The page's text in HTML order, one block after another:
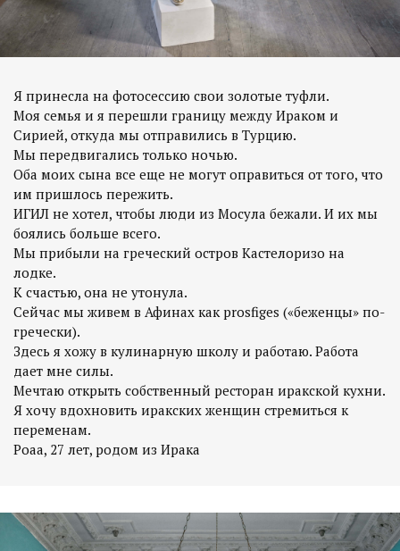
Я принесла на фотосессию свои золотые туфли.
Моя семья и я перешли границу между Ираком и
Сирией, откуда мы отправились в Турцию.
Мы передвигались только ночью.
Оба моих сына все еще не могут оправиться от того, что
им пришлось пережить.
ИГИЛ не хотел, чтобы люди из Мосула бежали. И их мы
боялись больше всего.
Мы прибыли на греческий остров Кастелоризо на
лодке.
К счастью, она не утонула.
Сейчас мы живем в Афинах как prosfiges («беженцы» по-
гречески).
Здесь я хожу в кулинарную школу и работаю. Работа
дает мне силы.
Мечтаю открыть собственный ресторан иракской кухни.
Я хочу вдохновить иракских женщин стремиться к
переменам.
Роаа, 27 лет, родом из Ирака